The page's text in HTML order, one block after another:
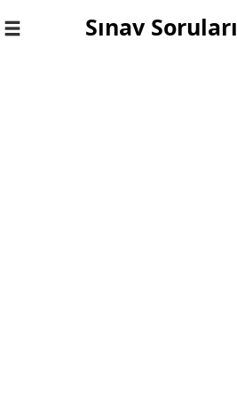
Toggle
Sınav Soruları